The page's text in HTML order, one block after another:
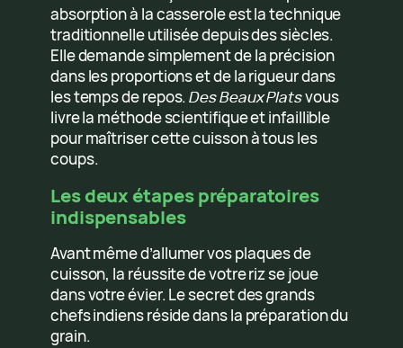
absorption à la casserole est la technique
traditionnelle utilisée depuis des siècles.
Elle demande simplement de la précision
dans les proportions et de la rigueur dans
les temps de repos.Des Beaux Platsvous
livre la méthode scientifique et infaillible
pour maîtriser cette cuisson à tous les
coups.
Les deux étapes préparatoires
indispensables
Avant même d’allumer vos plaques de
cuisson, la réussite de votre riz se joue
dans votre évier. Le secret des grands
chefs indiens réside dans la préparation du
grain.